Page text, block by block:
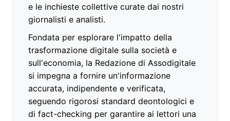
e le inchieste collettive curate dai nostri
giornalisti e analisti.
Fondata per esplorare l'impatto della
trasformazione digitale sulla società e
sull'economia, la Redazione di Assodigitale
si impegna a fornire un'informazione
accurata, indipendente e verificata,
seguendo rigorosi standard deontologici e
di fact-checking per garantire ai lettori una